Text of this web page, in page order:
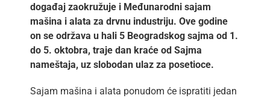
događaj zaokružuje i Međunarodni sajam
mašina i alata za drvnu industriju. Ove godine
on se održava u hali 5 Beogradskog sajma od 1.
do 5. oktobra, traje dan kraće od Sajma
nameštaja, uz slobodan ulaz za posetioce.
Sajam mašina i alata ponudom će ispratiti jedan